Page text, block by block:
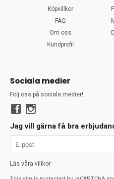
Köpvillkor
FAQ
Om oss
Kundprofil
Sociala medier
Följ oss på sociala medier!
Jag vill gärna få bra
Läs våra villkor